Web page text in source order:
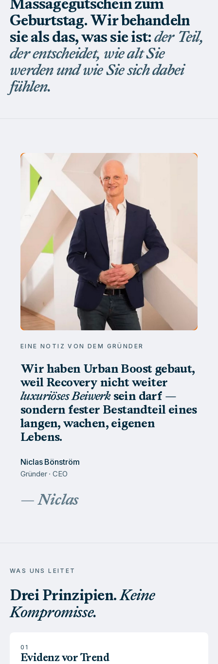
Massagegutschein zum
Geburtstag. Wir behandeln
sie als das, was sie ist: der Teil,
der entscheidet, wie alt Sie
werden und wie Sie sich dabei
fühlen.
EINE NOTIZ VON DEM GRÜNDER
Wir haben Urban Boost gebaut,
weil Recovery nicht weiter
luxuriöses Beiwerksein darf —
sondern fester Bestandteil eines
langen, wachen, eigenen
Lebens.
Niclas Bönström
Gründer · CEO
— Niclas
WAS UNS LEITET
Drei Prinzipien. Keine
Kompromisse.
01
Evidenz vor Trend